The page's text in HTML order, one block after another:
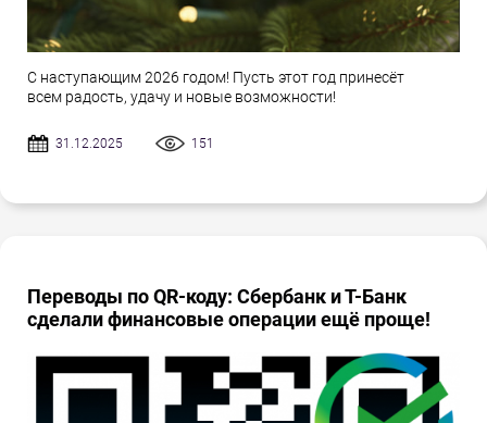
С наступающим 2026 годом! Пусть этот год принесёт
всем радость, удачу и новые возможности!
31.12.2025 151
Переводы по QR-коду: Сбербанк и Т-Банк
сделали финансовые операции ещё проще!